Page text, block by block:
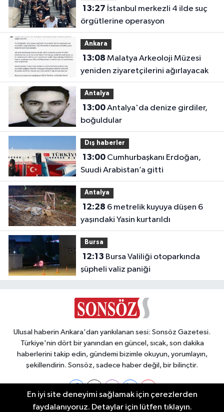
13:27
örgütlerine operasyon
Ankara
13:08
yeniden ziyaretçilerini ağırlayacak
Antalya
13:00Antalya'da denize girdiler,
boğuldular
Dış haberler
13:00Cumhurbaşkanı Erdoğan,
Suudi Arabistan’a gitti
Antalya
12:28
yaşındaki Yasin kurtarıldı
Bursa
12:13
şüpheli valiz paniği
Ulusal haberin Ankara'dan yankılanan sesi: Sonsöz Gazetesi.
Türkiye'nin dört bir yanından en güncel, sıcak, son dakika
haberlerini takip edin, gündemi bizimle okuyun, yorumlayın,
şekillendirin. Sonsöz, sadece haber değil, bir bilinçtir.
En iyi site deneyimi sağlamak için çerezlerden
faydalanıyoruz. Detaylar için lütfen tıklayın.